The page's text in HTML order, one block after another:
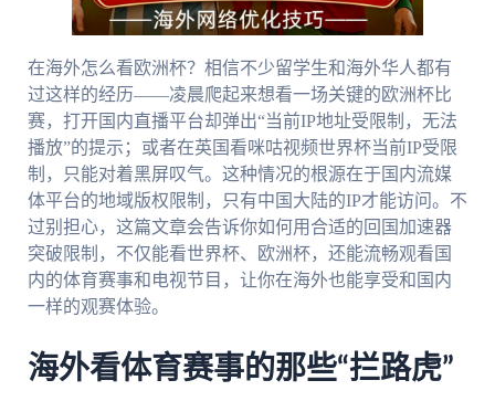
在海外怎么看欧洲杯？相信不少留学生和海外华人都有
过这样的经历——凌晨爬起来想看一场关键的欧洲杯比
赛，打开国内直播平台却弹出“当前IP地址受限制，无法
播放”的提示；或者在英国看咪咕视频世界杯当前IP受限
制，只能对着黑屏叹气。这种情况的根源在于国内流媒
体平台的地域版权限制，只有中国大陆的IP才能访问。不
过别担心，这篇文章会告诉你如何用合适的回国加速器
突破限制，不仅能看世界杯、欧洲杯，还能流畅观看国
内的体育赛事和电视节目，让你在海外也能享受和国内
一样的观赛体验。
海外看体育赛事的那些“拦路虎”